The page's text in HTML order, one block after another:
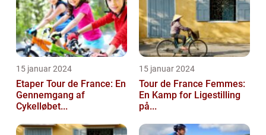
15 januar 2024
Etaper Tour de France: En
Gennemgang af
Cykelløbet...
15 januar 2024
Tour de France Femmes:
En Kamp for Ligestilling
på...